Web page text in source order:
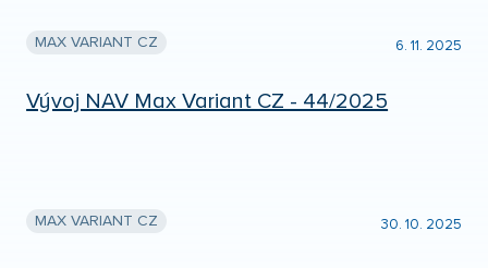
MAX VARIANT CZ 6. 11. 2025
Vývoj NAV Max Variant CZ - 44/2025
MAX VARIANT CZ 30. 10. 2025